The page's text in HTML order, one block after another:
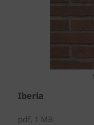
Iberia
pdf, 1 MB